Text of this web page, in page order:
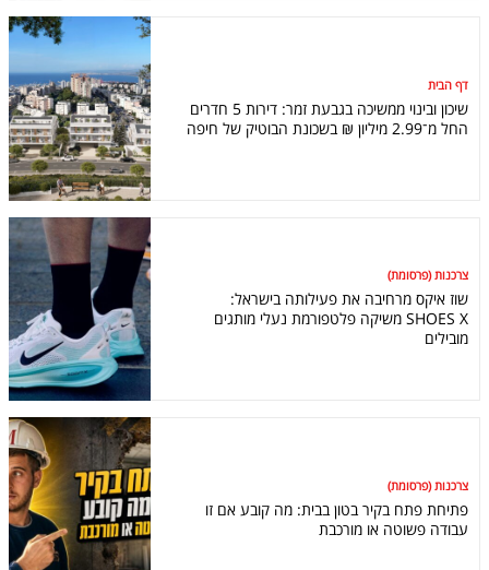
דף הבית
שיכון ובינוי ממשיכה בגבעת זמר: דירות 5 חדרים
החל מ־2.99 מיליון ₪ בשכונת הבוטיק של חיפה
צרכנות (פרסומת)
שוז איקס מרחיבה את פעילותה בישראל:
SHOES X משיקה פלטפורמת נעלי מותגים
מובילים
צרכנות (פרסומת)
פתיחת פתח בקיר בטון בבית: מה קובע אם זו
עבודה פשוטה או מורכבת